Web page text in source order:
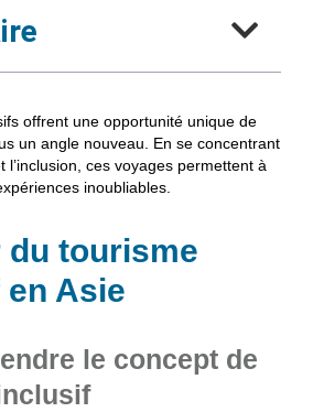
offrent une opportunité unique de
un angle nouveau. En se concentrant
l’inclusion, ces voyages permettent à
inoubliables.
du tourisme
Asie
le concept de